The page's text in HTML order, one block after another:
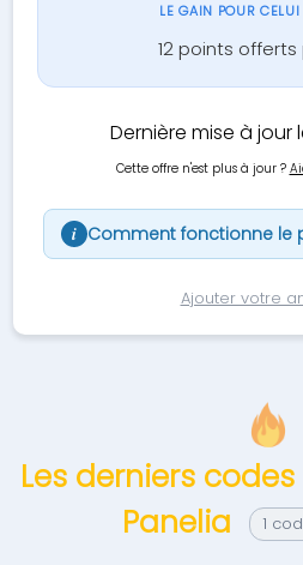
LE GAIN POUR
12 points offerts
Dernière mise à
Cette offre n'est plus à jour ?
i Comment fonctionne le
Ajouter votre
Les derniers
Panelia
1